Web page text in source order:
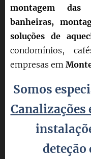
montagem das
banheiras,
soluções de
condomínios,
empresas em
Somos
deteção